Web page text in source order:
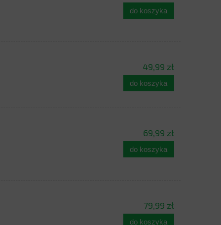
do koszyka
49,99 zł
do koszyka
69,99 zł
do koszyka
79,99 zł
do koszyka